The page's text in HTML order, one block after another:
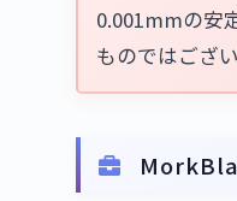
0.001mmの安
ものではござ